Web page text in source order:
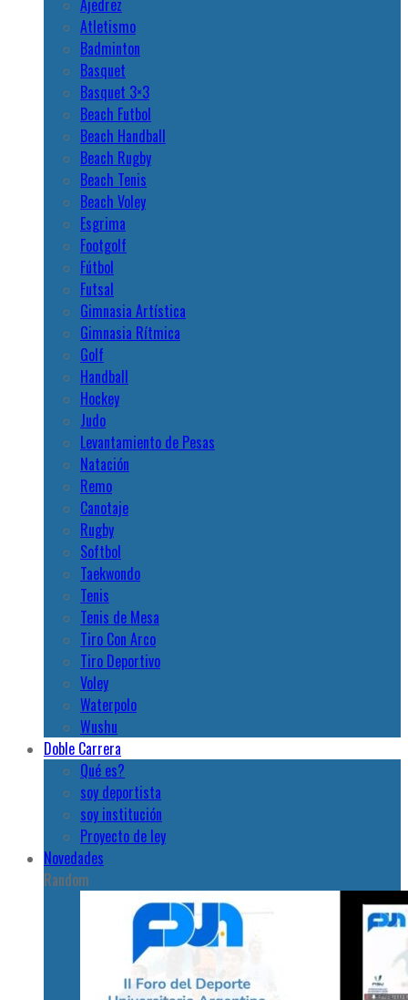
Ajedrez
Atletismo
Badminton
Basquet
Basquet 3×3
Beach Futbol
Beach Handball
Beach Rugby
Beach Tenis
Beach Voley
Esgrima
Footgolf
Fútbol
Futsal
Gimnasia Artística
Gimnasia Rítmica
Golf
Handball
Hockey
Judo
Levantamiento de Pesas
Natación
Remo
Canotaje
Rugby
Softbol
Taekwondo
Tenis
Tenis de Mesa
Tiro Con Arco
Tiro Deportivo
Voley
Waterpolo
Wushu
Doble Carrera
Qué es?
soy deportista
soy institución
Proyecto de ley
Novedades
Random